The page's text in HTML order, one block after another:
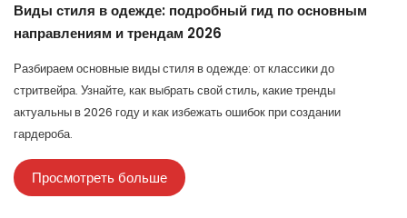
Виды стиля в одежде: подробный гид по основным
направлениям и трендам 2026
Разбираем основные виды стиля в одежде: от классики до
стритвейра. Узнайте, как выбрать свой стиль, какие тренды
актуальны в 2026 году и как избежать ошибок при создании
гардероба.
Просмотреть больше